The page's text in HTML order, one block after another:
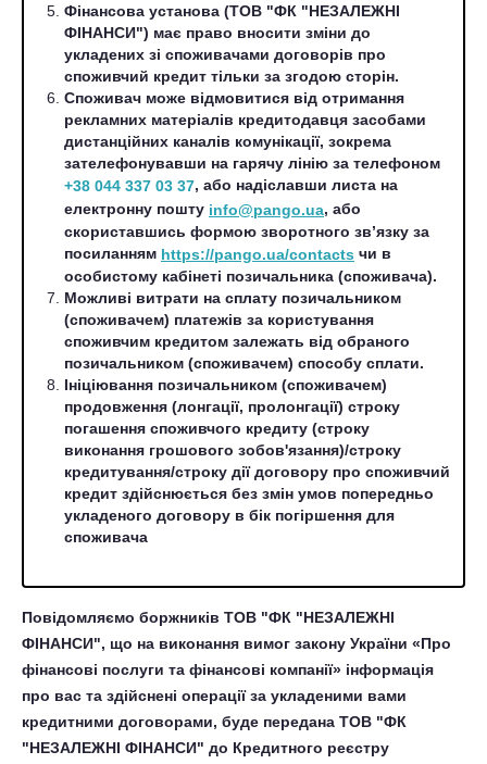
Фінансова установа (ТОВ "ФК "НЕЗАЛЕЖНІ
ФІНАНСИ") має право вносити зміни до
укладених зі споживачами договорів про
споживчий кредит тільки за згодою сторін.
Споживач може відмовитися від отримання
рекламних матеріалів кредитодавця засобами
дистанційних каналів комунікації, зокрема
зателефонувавши на гарячу лінію за телефоном
+38 044 337 03 37, або надіславши листа на
електронну пошту info@pango.ua, або
скориставшись формою зворотного зв’язку за
посиланням https://pango.ua/contacts чи в
особистому кабінеті позичальника (споживача).
Можливі витрати на сплату позичальником
(споживачем) платежів за користування
споживчим кредитом залежать від обраного
позичальником (споживачем) способу сплати.
Ініціювання позичальником (споживачем)
продовження (лонгації, пролонгації) строку
погашення споживчого кредиту (строку
виконання грошового зобов'язання)/строку
кредитування/строку дії договору про споживчий
кредит здійснюється без змін умов попередньо
укладеного договору в бік погіршення для
споживача
Повідомляємо боржників ТОВ "ФК "НЕЗАЛЕЖНІ
ФІНАНСИ", що на виконання вимог закону України «Про
фінансові послуги та фінансові компанії» інформація
про вас та здійснені операції за укладеними вами
кредитними договорами, буде передана ТОВ "ФК
"НЕЗАЛЕЖНІ ФІНАНСИ" до Кредитного реєстру